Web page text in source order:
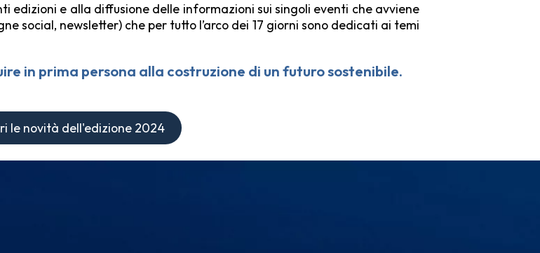
edizioni e alla diffusione delle informazioni sui singoli eventi che avviene
social, newsletter) che per tutto l’arco dei 17 giorni sono dedicati ai temi
in prima persona alla costruzione di un futuro sostenibile.
le novità dell'edizione 2024